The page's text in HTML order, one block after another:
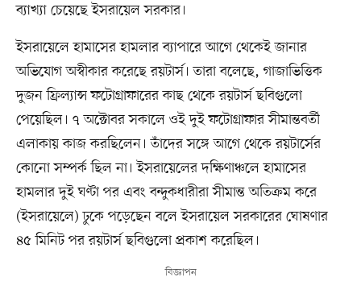
ব্যাখ্যা চেয়েছে ইসরায়েল সরকার।
ইসরায়েলে হামাসের হামলার ব্যাপারে আগে থেকেই জানার
অভিযোগ অস্বীকার করেছে রয়টার্স। তারা বলেছে, গাজাভিত্তিক
দুজন ফ্রিল্যান্স ফটোগ্রাফারের কাছ থেকে রয়টার্স ছবিগুলো
পেয়েছিল। ৭ অক্টোবর সকালে ওই দুই ফটোগ্রাফার সীমান্তবর্তী
এলাকায় কাজ করছিলেন। তাঁদের সঙ্গে আগে থেকে রয়টার্সের
কোনো সম্পর্ক ছিল না। ইসরায়েলের দক্ষিণাঞ্চলে হামাসের
হামলার দুই ঘণ্টা পর এবং বন্দুকধারীরা সীমান্ত অতিক্রম করে
(ইসরায়েলে) ঢুকে পড়েছেন বলে ইসরায়েল সরকারের ঘোষণার
৪৫ মিনিট পর রয়টার্স ছবিগুলো প্রকাশ করেছিল।